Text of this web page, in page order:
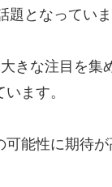
題となってい
きな注目を集
ます。
能性に期待が